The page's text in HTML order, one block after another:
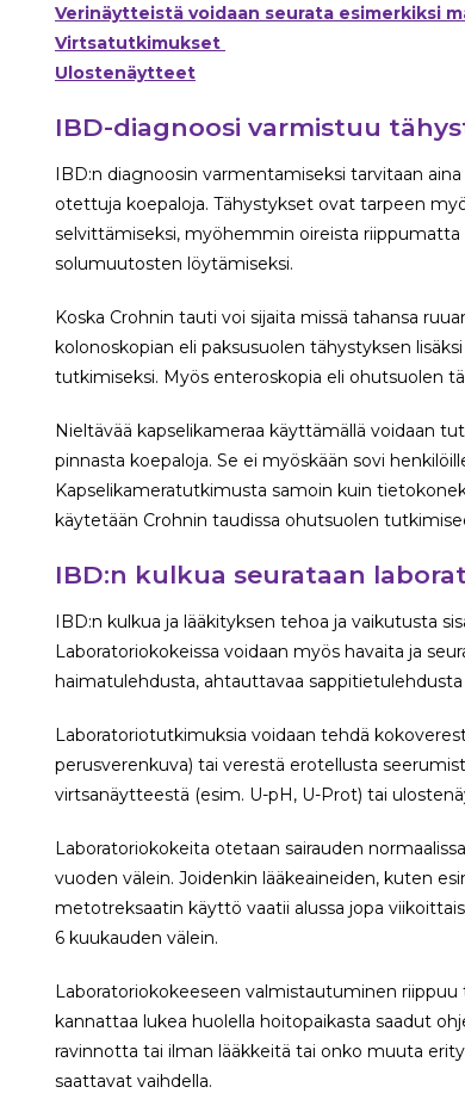
Verinäytteistä voidaan seurata esimerkiksi
Virtsatutkimukset
Ulostenäytteet
IBD-diagnoosi varmistuu
IBD:n diagnoosin varmentamiseksi tarvitaan
otettuja koepaloja. Tähystykset ovat tarpeen
selvittämiseksi, myöhemmin oireista riippumatta
solumuutosten löytämiseksi.
Koska Crohnin tauti voi sijaita missä tahansa
kolonoskopian eli paksusuolen tähystyksen
tutkimiseksi. Myös enteroskopia eli ohutsuolen
Nieltävää kapselikameraa käyttämällä voidaan
pinnasta koepaloja. Se ei myöskään sovi
Kapselikameratutkimusta samoin kuin
käytetään Crohnin taudissa ohutsuolen
IBD:n kulkua seurataan
IBD:n kulkua ja lääkityksen tehoa ja vaikutusta
Laboratoriokokeissa voidaan myös havaita ja
haimatulehdusta, ahtauttavaa sappitietulehdusta
Laboratoriotutkimuksia voidaan tehdä
perusverenkuva) tai verestä erotellusta
virtsanäytteestä (esim. U-pH, U-Prot) tai
Laboratoriokokeita otetaan sairauden
vuoden välein. Joidenkin lääkeaineiden, kuten
metotreksaatin käyttö vaatii alussa jopa
6 kuukauden välein.
Laboratoriokokeeseen valmistautuminen
kannattaa lukea huolella hoitopaikasta saadut
ravinnotta tai ilman lääkkeitä tai onko muuta
saattavat vaihdella.